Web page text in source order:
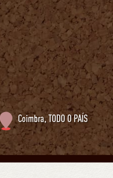
Coimbra,TODO O PAÍS